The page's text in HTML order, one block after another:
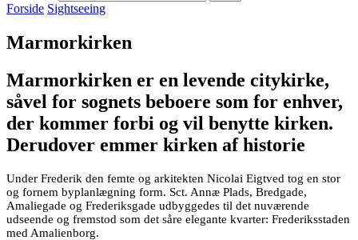
Forside Sightseeing
Marmorkirken
Marmorkirken er en levende citykirke,
såvel for sognets beboere som for enhver,
der kommer forbi og vil benytte kirken.
Derudover emmer kirken af historie
Under Frederik den femte og arkitekten Nicolai Eigtved tog en stor
og fornem byplanlægning form. Sct. Annæ Plads, Bredgade,
Amaliegade og Frederiksgade udbyggedes til det nuværende
udseende og fremstod som det såre elegante kvarter: Frederiksstaden
med Amalienborg.